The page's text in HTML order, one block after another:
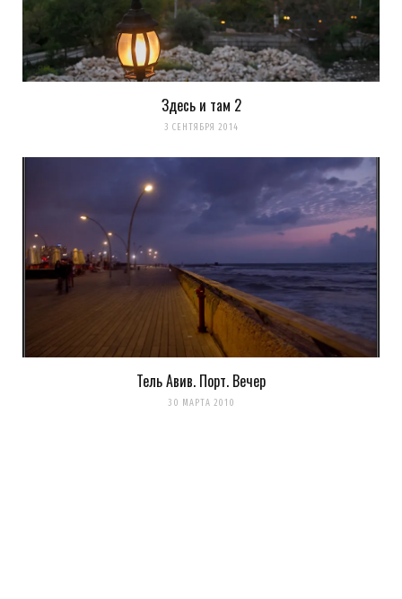
Здесь и там 2
3 СЕНТЯБРЯ 2014
Тель Авив. Порт. Вечер
30 МАРТА 2010